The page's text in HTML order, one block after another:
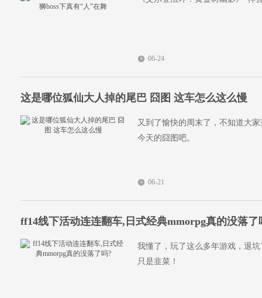
06-24
这是哪位狐仙大人掉的尾巴 囧图 这车怎么这么慢
又到了愉快的周末了，不知道大
今天的囧图吧。
06-21
ff14线下活动连连翻车,日式经典mmorpg真的没落了
我懂了，玩了这么多年游戏，退
只是韭菜！